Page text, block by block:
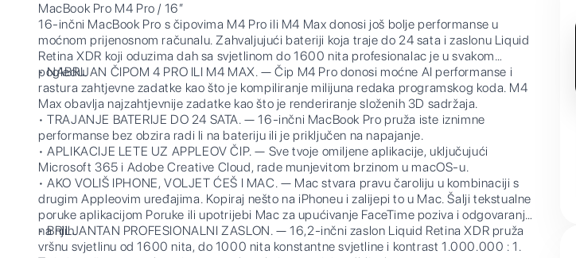
MacBook Pro M4 Pro / 16”
16-inčni MacBook Pro s čipovima M4 Pro ili M4 Max donosi još bolje performanse u
moćnom prijenosnom računalu. Zahvaljujući bateriji koja traje do 24 sata i zaslonu Liquid
Retina XDR koji oduzima dah sa svjetlinom do 1600 nita profesionalac je u svakom
pogledu.
• NABRIJAN ČIPOM 4 PRO ILI M4 MAX. — Čip M4 Pro donosi moćne AI performanse i
rastura zahtjevne zadatke kao što je kompiliranje milijuna redaka programskog koda. M4
Max obavlja najzahtjevnije zadatke kao što je renderiranje složenih 3D sadržaja.
• TRAJANJE BATERIJE DO 24 SATA. — 16-inčni MacBook Pro pruža iste iznimne
performanse bez obzira radi li na bateriju ili je priključen na napajanje.
• APLIKACIJE LETE UZ APPLEOV ČIP. — Sve tvoje omiljene aplikacije, uključujući
Microsoft 365 i Adobe Creative Cloud, rade munjevitom brzinom u macOS-u.
• AKO VOLIŠ IPHONE, VOLJET ĆEŠ I MAC. — Mac stvara pravu čaroliju u kombinaciji s
drugim Appleovim uređajima. Kopiraj nešto na iPhoneu i zalijepi to u Mac. Šalji tekstualne
poruke aplikacijom Poruke ili upotrijebi Mac za upućivanje FaceTime poziva i odgovaranje
na njih.
• BRILJANTAN PROFESIONALNI ZASLON. — 16,2-inčni zaslon Liquid Retina XDR pruža
vršnu svjetlinu od 1600 nita, do 1000 nita konstantne svjetline i kontrast 1.000.000 : 1.